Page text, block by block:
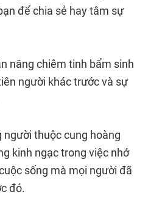
để chia sẻ hay tâm sự
năng chiêm tinh bẩm sinh
người khác trước và sự
người thuộc cung hoàng
kinh ngạc trong việc nhớ
sống mà mọi người đã
đó.